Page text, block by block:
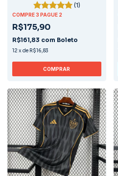
(1)
COMPRE 3 PAGUE 2
R$175,90
R$161,83 com Boleto
12 x de R$16,83
COMPRAR